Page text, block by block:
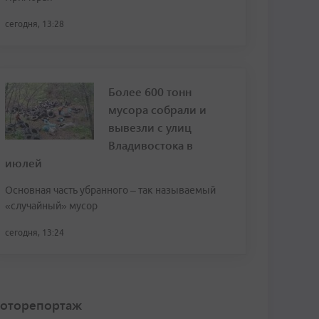
сегодня, 13:28
Более 600 тонн
мусора собрали и
вывезли с улиц
Владивостока в
июлей
Основная часть убранного – так называемый
«случайный» мусор
сегодня, 13:24